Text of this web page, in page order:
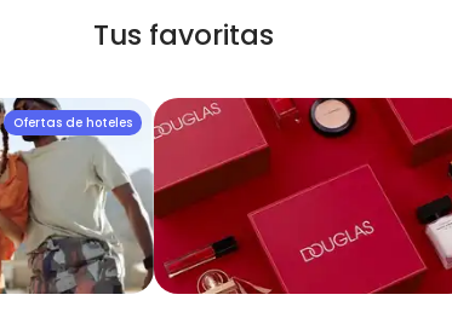
Tus favoritas
Ofertas de hoteles